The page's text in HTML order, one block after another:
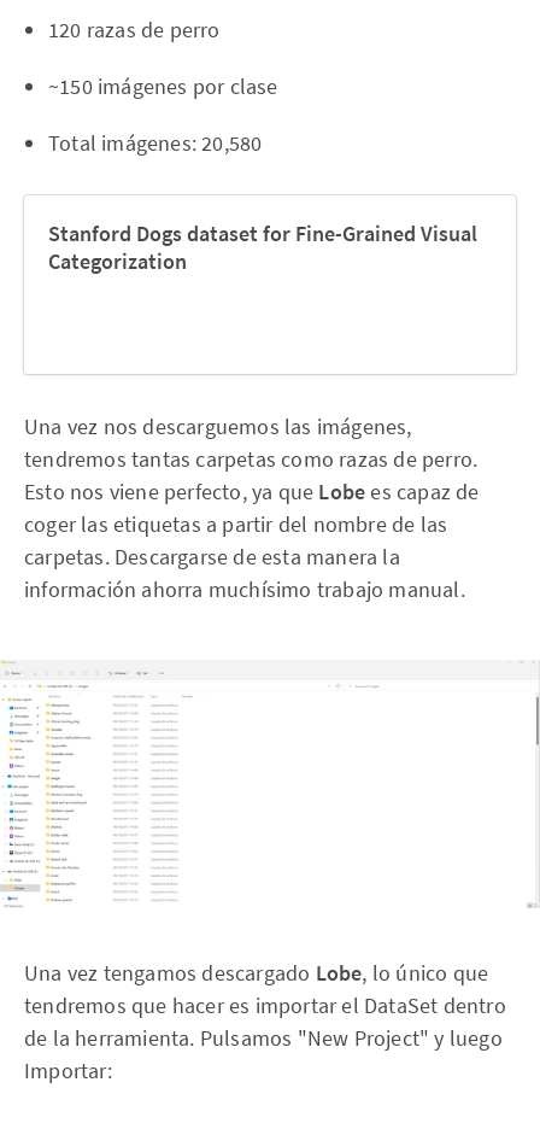
120 razas de perro
~150 imágenes por clase
Total imágenes: 20,580
Stanford Dogs dataset for Fine-Grained Visual
Categorization
Una vez nos descarguemos las imágenes,
tendremos tantas carpetas como razas de perro.
Esto nos viene perfecto, ya que Lobees capaz de
coger las etiquetas a partir del nombre de las
carpetas. Descargarse de esta manera la
información ahorra muchísimo trabajo manual.
Una vez tengamos descargado Lobe, lo único que
tendremos que hacer es importar el DataSet dentro
de la herramienta. Pulsamos "New Project" y luego
Importar: